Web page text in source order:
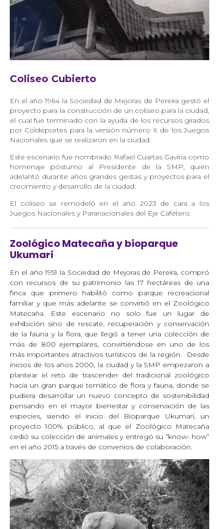
Coliseo Cubierto
En el año 1964 la Sociedad de Mejoras de Pereira gestó el
proyecto para la construcción de un coliseo para la ciudad,
el cual fue terminado con la ayuda de los recursos girados
por Coldeportes para la versión número X de los Juegos
Nacionales que se realizaron en la ciudad.
Este escenario fue nombrado Rafael Cuartas Gaviria como
homenaje póstumo al Presidente de la SMP, quien
adelantó durante años grandes gestas y proyectos para el
crecimiento y desarrollo de la ciudad.
El coliseo se remodeló en el año 2023 de cara a los
Juegos Nacionales y Paranacionales del Eje Cafetero.
Zoológico Matecaña y bioparque
Ukumarí
En el año 1951 la Sociedad de Mejoras de Pereira, compró
con recursos de su patrimonio las 17 hectáreas de una
finca que primero habilitó como parque recreacional
familiar y que más adelante se convirtió en el Zoológico
Matecaña. Este escenario no solo fue un lugar de
exhibición sino de rescate, recuperación y conservación
de la fauna y la flora, que llegó a tener una colección de
más de 800 ejemplares, convirtiéndose en uno de los
más importantes atractivos turísticos de la región. Desde
inicios de los años 2000, la ciudad y la SMP empezaron a
plantear el reto de trascender del tradicional zoológico
hacia un gran parque temático de flora y fauna, donde se
pudiera desarrollar un nuevo concepto de sostenibilidad
pensando en el mayor bienestar y conservación de las
especies, siendo el inicio del Bioparque Ukumarí, un
proyecto 100% público, al que el Zoológico Matecaña
cedió su colección de animales y entregó su “know- how”
en el año 2015 a través de convenios de colaboración.